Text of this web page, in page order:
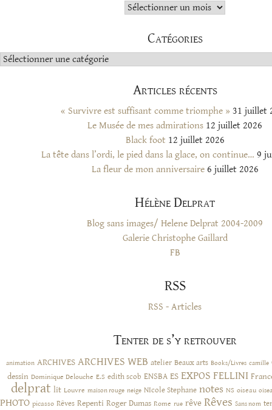
Archives
Catégories
Catégories
Articles récents
« Survivre est suffisant comme triomphe » 31 juillet
Le Musée de mes admirations 12 juillet 2026
Black foot 12 juillet 2026
La tête dans l’ordi, le pied dans la glace, on continue… 9
La fleur de mon anniversaire 6 juillet 2026
Hélène Delprat
Blog sans images/ Helene Delprat 2004-2009
Galerie Christophe Gaillard
FB
RSS
RSS - Articles
Tenter de s’y retrouver
animation ARCHIVES ARCHIVES WEB atelier Beaux arts Books/Livres camille
dessin Dominique Delouche E.S edith scob ENSBA ES EXPOS FELLINI
delprat lit Louvre maison rouge neige NIcole Stephane notes NS oiseau
PHOTO picasso Rêves Repenti Roger Dumas Rome rue rêve Rêves Sans nom